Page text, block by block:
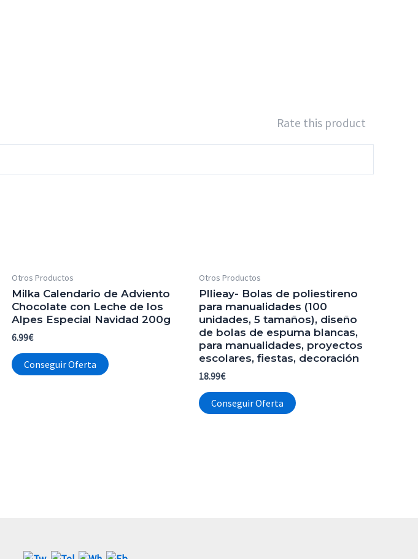
Rate this product
Otros Productos
Milka Calendario de Adviento
Chocolate con Leche de los
Alpes Especial Navidad 200g
6.99€
Conseguir Oferta
Otros Productos
Pllieay- Bolas de poliestireno
para manualidades (100
unidades, 5 tamaños), diseño
de bolas de espuma blancas,
para manualidades, proyectos
escolares, fiestas, decoración
18.99€
Conseguir Oferta